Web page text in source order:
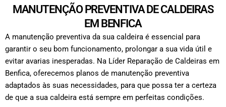
MANUTENÇÃO PREVENTIVA DE CALDEIRAS
EM BENFICA
A manutenção preventiva da sua caldeira é essencial para
garantir o seu bom funcionamento, prolongar a sua vida útil e
evitar avarias inesperadas. Na Líder Reparação de Caldeiras em
Benfica, oferecemos planos de manutenção preventiva
adaptados às suas necessidades, para que possa ter a certeza
de que a sua caldeira está sempre em perfeitas condições.